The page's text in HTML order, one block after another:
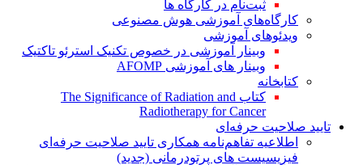
ثبت‌نام در کارگاه ها
کارگاه‌های آموزشی هوش مصنوعی
ویدئوهای آموزشی
وبینار آموزشی در خصوص تکنیک استرئو تاکتیک
وبینار های آموزشی AFOMP
کتابخانه
کتاب The Significance of Radiation and
Radiotherapy for Cancer
تایید صلاحیت حرفه‌ای
اطلاعیه تفاهم‌نامه همکاری تایید صلاحیت حرفه‌ای
فیزیسیست های پرتودرمانی (جدید)